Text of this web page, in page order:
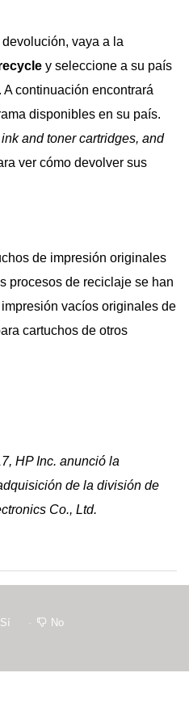
vaya a la
y seleccione a su país
continuación encontrará
disponibles en su país.
and toner cartridges, and
ver cómo devolver sus
de impresión originales
procesos de reciclaje se han
vacíos originales de
cartuchos de otros
HP Inc. anunció la
de la división de
Co., Ltd.
Sí No